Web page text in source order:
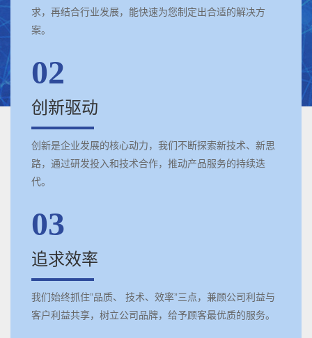
求，再结合行业发展，能快速为您制定出合适的解决方
案。
02
创新驱动
创新是企业发展的核心动力，我们不断探索新技术、新思
路，通过研发投入和技术合作，推动产品服务的持续迭
代。
03
追求效率
我们始终抓住”品质、 技术、效率”三点，兼顾公司利益与
客户利益共享，树立公司品牌，给予顾客最优质的服务。